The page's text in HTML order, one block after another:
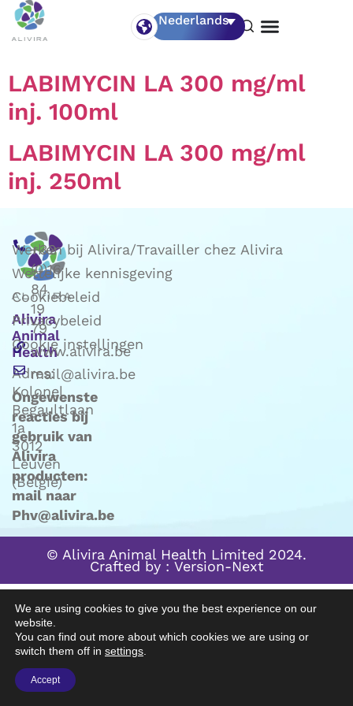
Nederlands
Medication Type:Oplossing
voor injectie
LABIMYCIN LA 300 mg/ml
inj. 100ml
LABIMYCIN LA 300 mg/ml
inj. 250ml
Alivira
Animal
Health
Adres:
Kolonel
Begaultlaan
1a
3012
Leuven
(Belgie)
+32
(0)16
84
19
79
www.alivira.be
mail@alivira.be
Ongewenste
reacties bij
gebruik van
Alivira
producten:
mail naar
Phv@alivira.be
Werken bij Alivira/Travailler chez Alivira
Wettelijke kennisgeving
Cookiebeleid
Privacybeleid
Cookie instellingen
© Alivira Animal Health Limited 2024.
Crafted by : Version-Next
We are using cookies to give you the best experience on our
website.
You can find out more about which cookies we are using or
switch them off in settings
Accept